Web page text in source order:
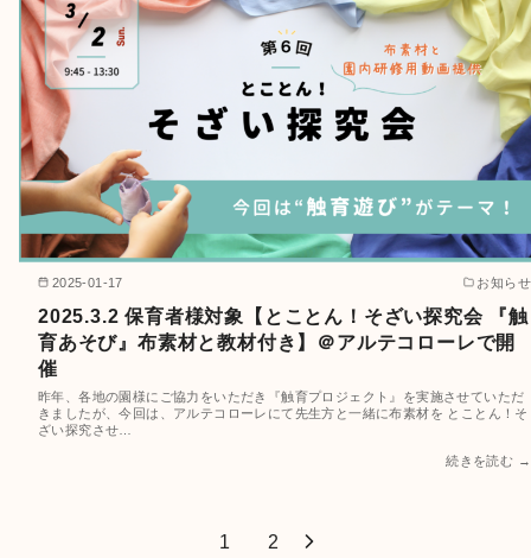
2025-01-17 お知らせ
2025.3.2 保育者様対象【とことん！そざい探究会 『触
育あそび』布素材と教材付き】＠アルテコローレで開
催
昨年、各地の園様にご協力をいただき『触育プロジェクト』を実施させていただ
きましたが、今回は、アルテコローレにて先生方と一緒に布素材を とことん！そ
ざい探究させ…
続きを読む →
1 2